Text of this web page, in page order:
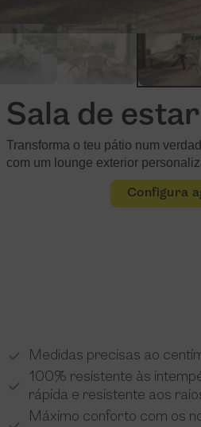
Sala de
Transforma o teu pátio num
com um lounge exterior
Medidas precisas ao
100% resistente às
rápida e resistente aos
Máximo conforto com os
Configura